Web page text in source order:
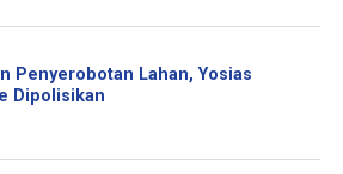
Penyerobotan Lahan, Yosias
Dipolisikan